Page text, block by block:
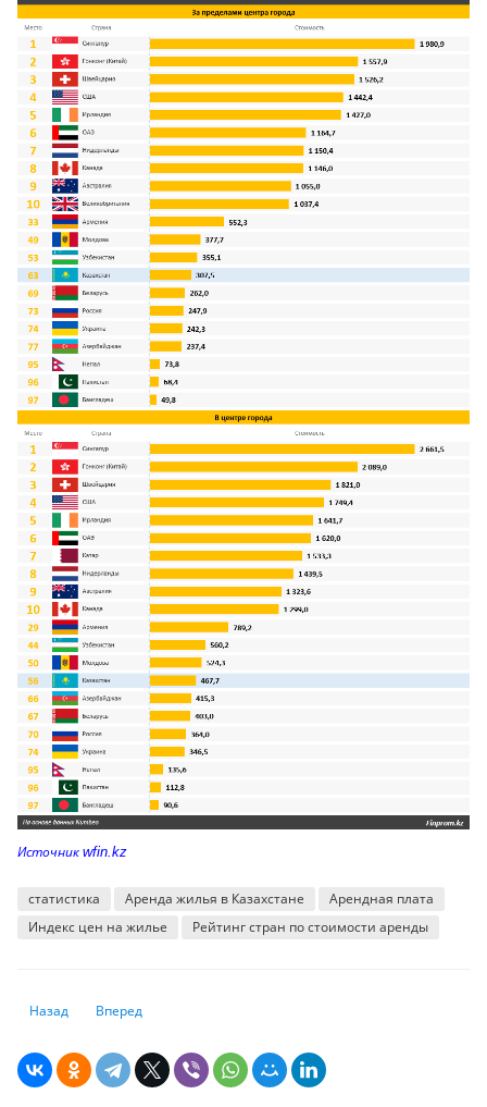
Источник wfin.kz
статистика Аренда жилья в Казахстане
Арендная плата
Индекс цен на жилье
Рейтинг стран по стоимости аренды
Предыдущий: Продажи 2024-го: ритейл превысил 22 триллиона тенге
Назад Следующий: Инфляция — 8,6%? Спойлер: казахстанцы
Вперед